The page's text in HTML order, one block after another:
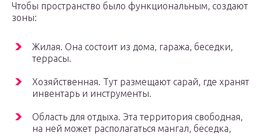
Чтобы пространство было функциональным, создают
зоны:
Жилая. Она состоит из дома, гаража, беседки,
террасы.
Хозяйственная. Тут размещают сарай, где хранят
инвентарь и инструменты.
Область для отдыха. Эта территория свободная,
на ней может располагаться мангал, беседка,